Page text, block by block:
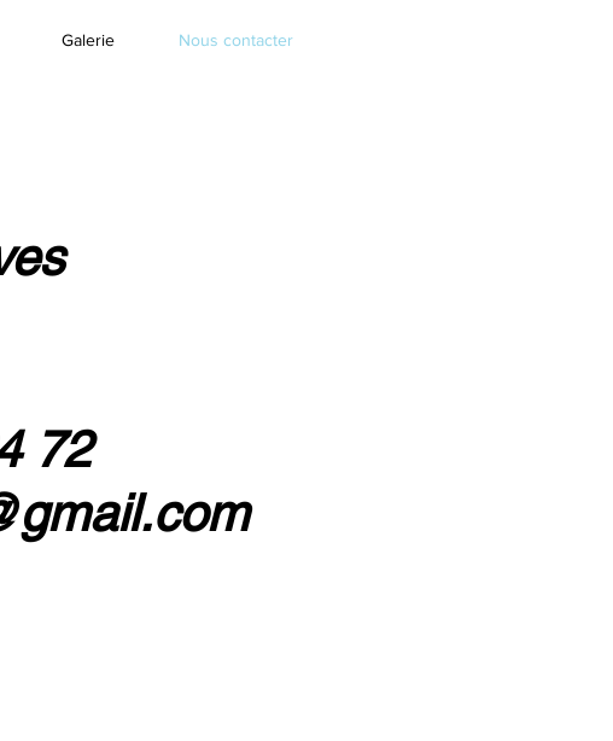
Galerie Nous contacter
72